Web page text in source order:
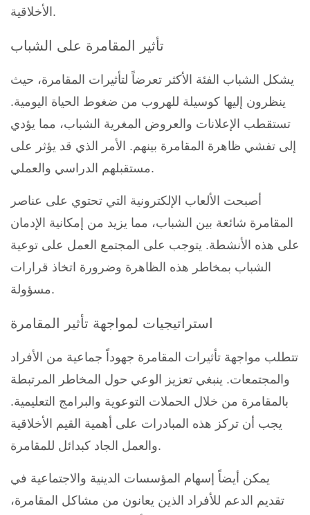
الأخلاقية.
تأثير المقامرة على الشباب
يشكل الشباب الفئة الأكثر تعرضاً لتأثيرات المقامرة، حيث
ينظرون إليها كوسيلة للهروب من ضغوط الحياة اليومية.
تستقطب الإعلانات والعروض المغرية الشباب، مما يؤدي
إلى تفشي ظاهرة المقامرة بينهم. الأمر الذي قد يؤثر على
مستقبلهم الدراسي والعملي.
أصبحت الألعاب الإلكترونية التي تحتوي على عناصر
المقامرة شائعة بين الشباب، مما يزيد من إمكانية الإدمان
على هذه الأنشطة. يتوجب على المجتمع العمل على توعية
الشباب بمخاطر هذه الظاهرة وضرورة اتخاذ قرارات
مسؤولة.
استراتيجيات لمواجهة تأثير المقامرة
تتطلب مواجهة تأثيرات المقامرة جهوداً جماعية من الأفراد
والمجتمعات. ينبغي تعزيز الوعي حول المخاطر المرتبطة
بالمقامرة من خلال الحملات التوعوية والبرامج التعليمية.
يجب أن تركز هذه المبادرات على أهمية القيم الأخلاقية
والعمل الجاد كبدائل للمقامرة.
يمكن أيضاً إسهام المؤسسات الدينية والاجتماعية في
تقديم الدعم للأفراد الذين يعانون من مشاكل المقامرة،